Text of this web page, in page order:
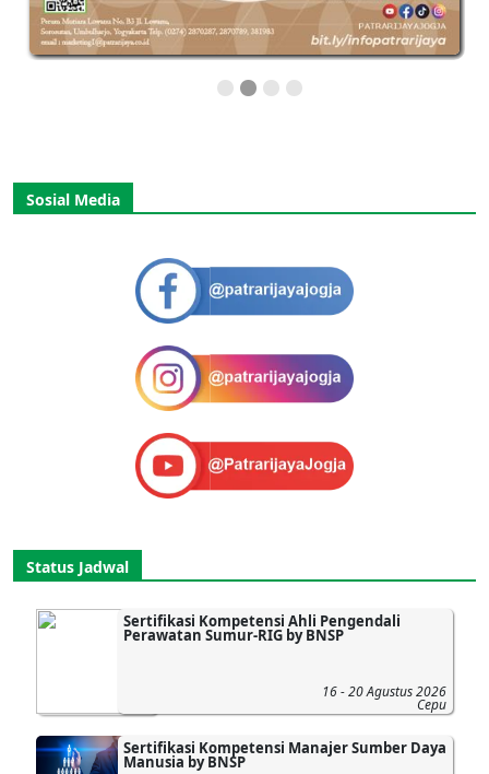
Sosial Media
Status Jadwal
Sertifikasi Kompetensi Ahli Pengendali
Perawatan Sumur-RIG by BNSP
16 - 20 Agustus 2026
Cepu
Sertifikasi Kompetensi Manajer Sumber Daya
Manusia by BNSP